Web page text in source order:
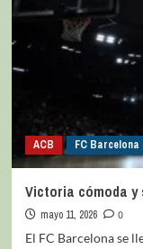
ACB FC Barcelona
Victoria cómoda y
mayo 11, 2026
0
El FC Barcelona se